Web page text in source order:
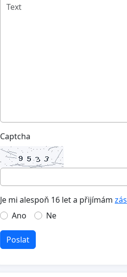
Captcha
Je mi alespoň 16 let a přijímám
Ano
Ne
Poslat